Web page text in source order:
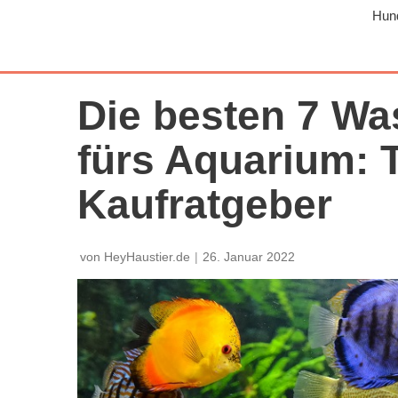
m
Die besten 7
fürs Aquarium:
Kaufratgeber
von HeyHaustier.de 26. Januar 2022